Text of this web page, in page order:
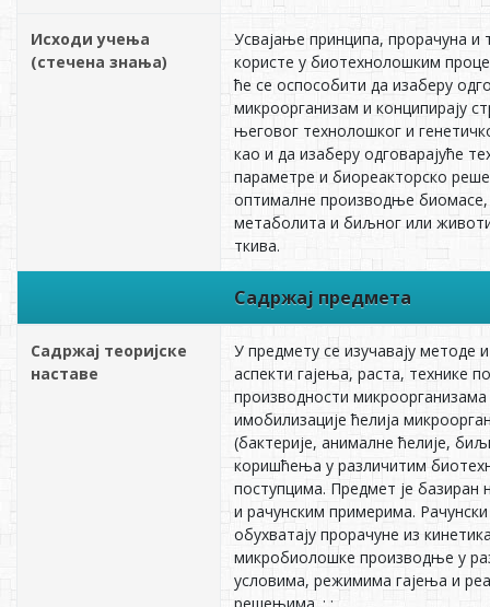
Исходи учења
(стечена знања)
Усвајање принципа, прорачуна и
користе у биотехнолошким
ће се оспособити да изаберу
микроорганизам и конципирају
његовог технолошког и
као и да изаберу одговарајуће
параметре и биореакторско
оптималне производње биомасе,
метаболита и биљног или
ткива.
Садржај предмета
Садржај теоријске
наставе
У предмету се изучавају методе
аспекти гајења, раста, технике
производности микроорганизама
имобилизације ћелија
(бактерије, анималне ћелије,
коришћења у различитим
поступцима. Предмет је
и рачунским примерима.
обухватају прорачуне из
микробиолошке производње у
условима, режимима гајења и
решењима. ; ;